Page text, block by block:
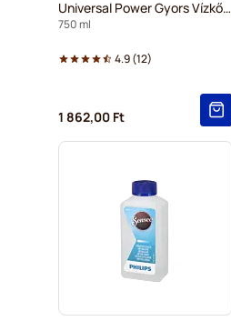
Universal Power Gyors Vízkőoldó
750 ml
4.9(12)
1 862,00 Ft